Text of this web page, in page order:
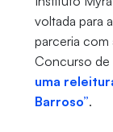
voltada para
parceria com
Concurso de
uma
Barroso”.